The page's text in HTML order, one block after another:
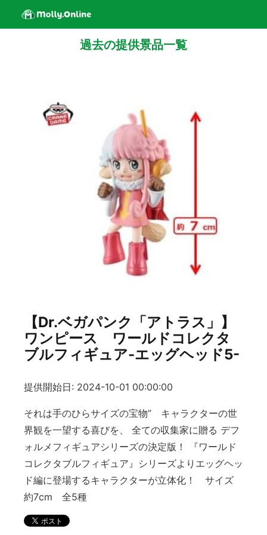
過去の提供景品一覧
【Dr.ベガパンク「アトラス」】
ワンピース ワールドコレクタ
ブルフィギュア-エッグヘッド5-
提供開始日: 2024-10-01 00:00:00
それは手のひらサイズの宝物” キャラクターの世
界観を一望する喜びを、 全ての収集家に贈る デフ
ォルメフィギュアシリーズの決定版！ 『ワールド
コレクタブルフィギュア』シリーズよりエッグヘッ
ド編に登場するキャラクターが立体化！ サイズ
約7cm 全5種